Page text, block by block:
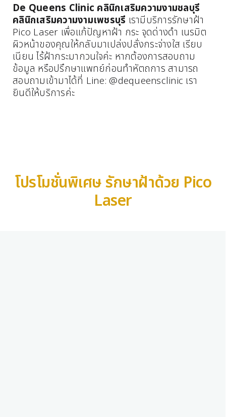
De Queens Clinic คลินิกเสริมความงามชลบุรี
คลินิกเสริมความงามเพชรบุรี เรามีบริการรักษาฝ้า
Pico Laser เพื่อแก้ปัญหาฝ้า กระ จุดด่างดำ เนรมิต
ผิวหน้าของคุณให้กลับมาเปล่งปลั่งกระจ่างใส เรียบ
เนียน ไร้ฝ้ากระมากวนใจค่ะ หากต้องการสอบถาม
ข้อมูล หรือปรึกษาแพทย์ก่อนทำหัตถการ สามารถ
สอบถามเข้ามาได้ที่ Line: @dequeensclinic เรา
ยินดีให้บริการค่ะ
โปรโมชั่นพิเศษ รักษาฝ้าด้วย Pico
Laser